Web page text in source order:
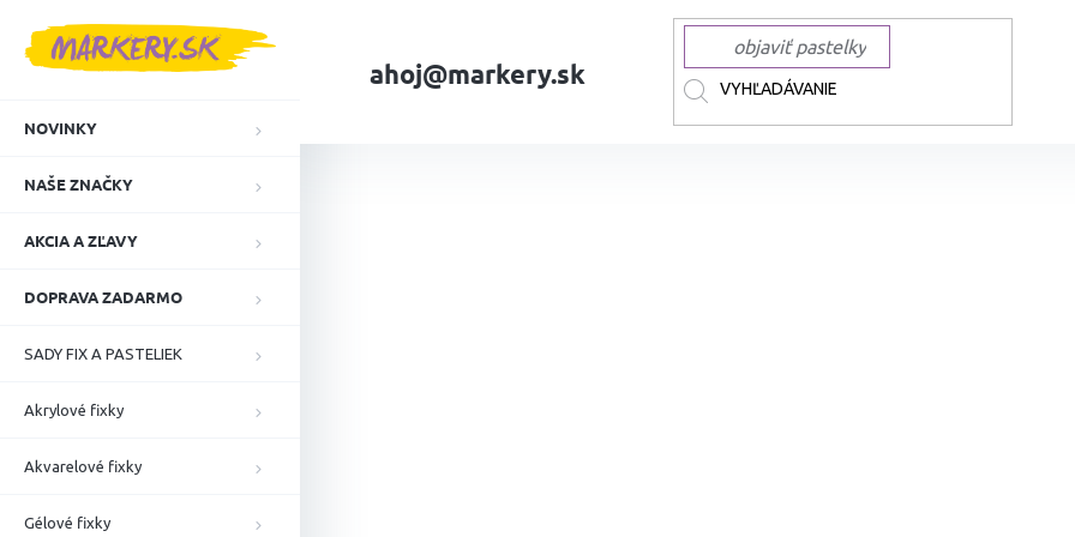
ahoj@markery.sk
NOVINKY
NAŠE ZNAČKY
AKCIA A ZĽAVY
DOPRAVA ZADARMO
SADY FIX A PASTELIEK
Akrylové fixky
Akvarelové fixky
Gélové fixky